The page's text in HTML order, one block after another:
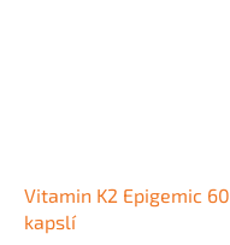
Vitamin K2 Epigemic 60
kapslí